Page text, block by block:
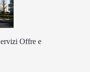
Offre e